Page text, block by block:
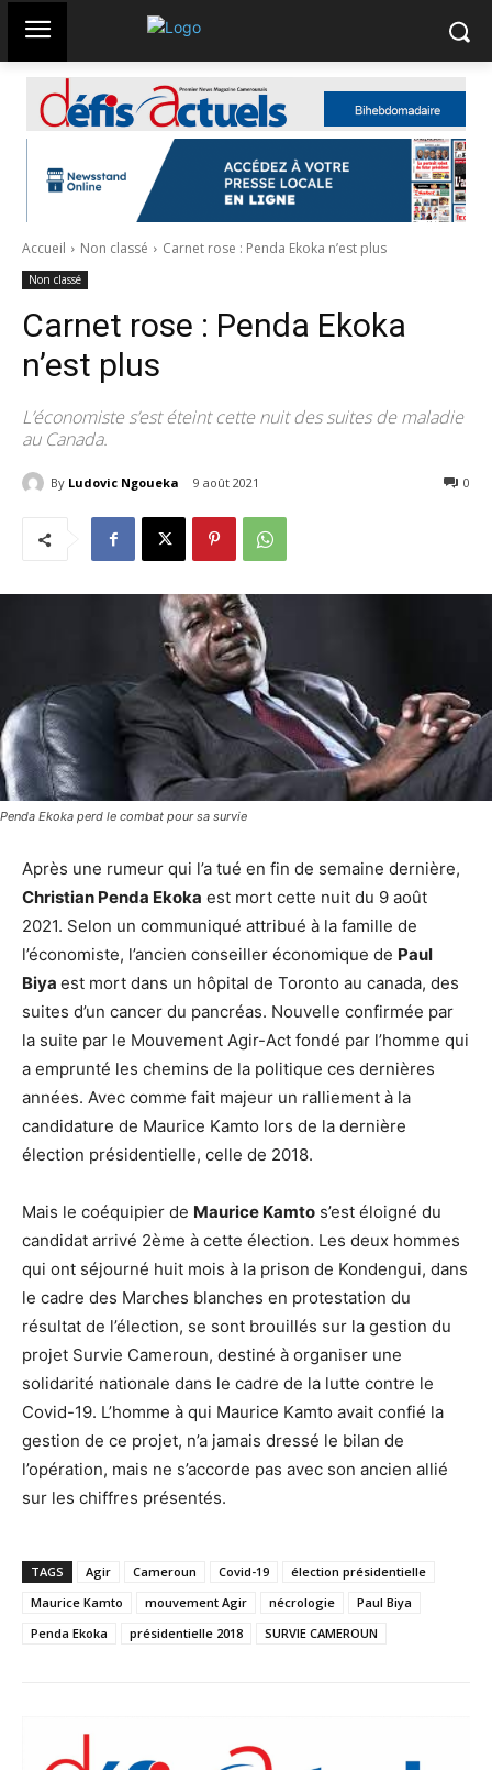
Accueil Non classé Carnet rose : Penda Ekoka n’est plus
Non classé
Carnet rose : Penda Ekoka
n’est plus
L’économiste s’est éteint cette nuit des suites de maladie
au Canada.
By Ludovic Ngoueka 9 août 2021 0
Penda Ekoka perd le combat pour sa survie
Après une rumeur qui l’a tué en fin de semaine dernière,
Christian Penda Ekoka est mort cette nuit du 9 août
2021. Selon un communiqué attribué à la famille de
l’économiste, l’ancien conseiller économique de Paul
Biya est mort dans un hôpital de Toronto au canada, des
suites d’un cancer du pancréas. Nouvelle confirmée par
la suite par le Mouvement Agir-Act fondé par l’homme qui
a emprunté les chemins de la politique ces dernières
années. Avec comme fait majeur un ralliement à la
candidature de Maurice Kamto lors de la dernière
élection présidentielle, celle de 2018.
Mais le coéquipier de Maurice Kamto s’est éloigné du
candidat arrivé 2ème à cette élection. Les deux hommes
qui ont séjourné huit mois à la prison de Kondengui, dans
le cadre des Marches blanches en protestation du
résultat de l’élection, se sont brouillés sur la gestion du
projet Survie Cameroun, destiné à organiser une
solidarité nationale dans le cadre de la lutte contre le
Covid-19. L’homme à qui Maurice Kamto avait confié la
gestion de ce projet, n’a jamais dressé le bilan de
l’opération, mais ne s’accorde pas avec son ancien allié
sur les chiffres présentés.
TAGS Agir Cameroun Covid-19
élection présidentielle
Maurice Kamto
mouvement Agir nécrologie
Paul Biya
Penda Ekoka
présidentielle 2018 SURVIE CAMEROUN